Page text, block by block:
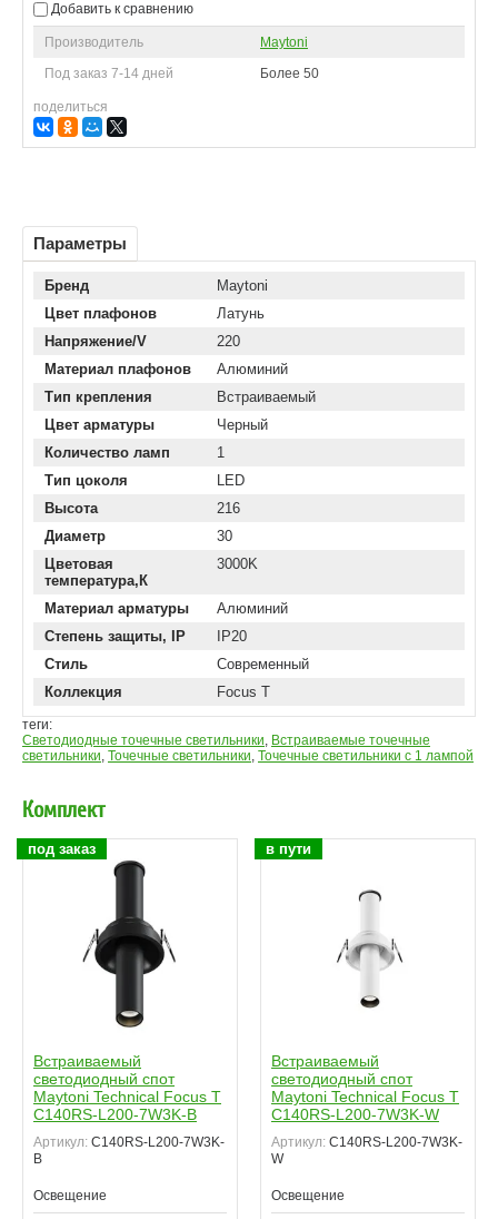
Добавить к сравнению
Производитель
Maytoni
Под заказ 7-14 дней
Более 50
поделиться
Параметры
Бренд
Maytoni
Цвет плафонов
Латунь
Напряжение/V
220
Материал плафонов
Алюминий
Тип крепления
Встраиваемый
Цвет арматуры
Черный
Количество ламп
1
Тип цоколя
LED
Высота
216
Диаметр
30
Цветовая
температура,К
3000K
Материал арматуры
Алюминий
Степень защиты, IP
IP20
Стиль
Современный
Коллекция
Focus T
теги:
Светодиодные точечные светильники, Встраиваемые точечные
светильники, Точечные светильники, Точечные светильники с 1 лампой
Комплект
под заказ
Встраиваемый
светодиодный спот
Maytoni Technical Focus T
C140RS-L200-7W3K-B
Артикул: C140RS-L200-7W3K-
B
Освещение
в пути
Встраиваемый
светодиодный спот
Maytoni Technical Focus T
C140RS-L200-7W3K-W
Артикул: C140RS-L200-7W3K-
W
Освещение